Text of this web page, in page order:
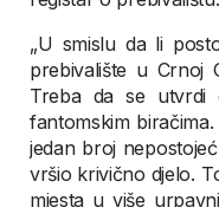
„U smislu da li
prebivalište u Crnoj
Treba da se
fantomskim
jedan broj
vršio krivično djelo.
mjesta u više